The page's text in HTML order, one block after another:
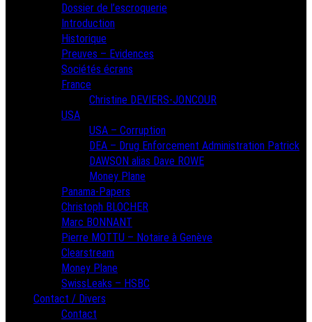
Dossier de l’escroquerie
Introduction
Historique
Preuves – Evidences
Sociétés écrans
France
Christine DEVIERS-JONCOUR
USA
USA – Corruption
DEA – Drug Enforcement Administration Patrick
DAWSON alias Dave ROWE
Money Plane
Panama-Papers
Christoph BLOCHER
Marc BONNANT
Pierre MOTTU – Notaire à Genève
Clearstream
Money Plane
SwissLeaks – HSBC
Contact / Divers
Contact